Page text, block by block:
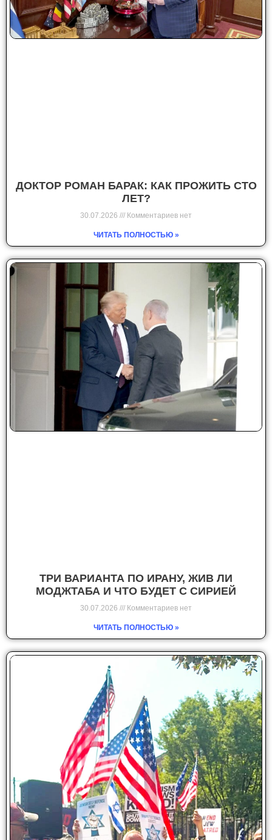
ДОКТОР РОМАН БАРАК: КАК ПРОЖИТЬ СТО
ЛЕТ?
30.07.2026 Комментариев нет
ЧИТАТЬ ПОЛНОСТЬЮ »
ТРИ ВАРИАНТА ПО ИРАНУ, ЖИВ ЛИ
МОДЖТАБА И ЧТО БУДЕТ С СИРИЕЙ
30.07.2026 Комментариев нет
ЧИТАТЬ ПОЛНОСТЬЮ »